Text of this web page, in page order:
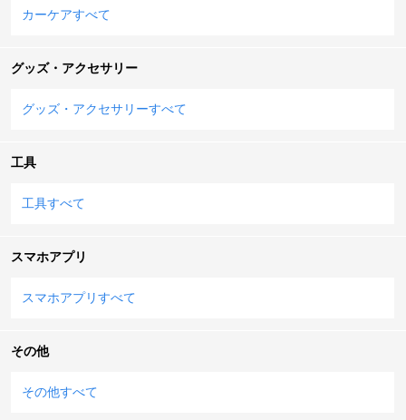
カーケアすべて
グッズ・アクセサリー
グッズ・アクセサリーすべて
工具
工具すべて
スマホアプリ
スマホアプリすべて
その他
その他すべて